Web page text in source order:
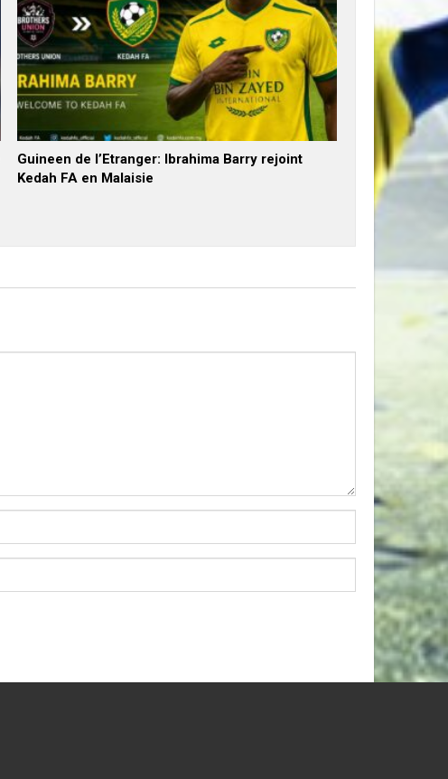
Guineen de l’Etranger: Ibrahima Barry rejoint
Kedah FA en Malaisie